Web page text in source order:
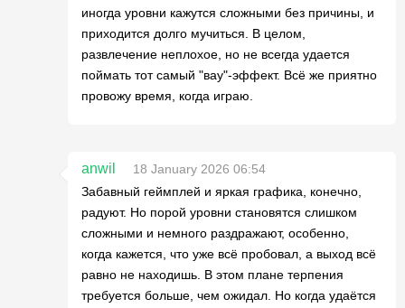
иногда уровни кажутся сложными без причины, и
приходится долго мучиться. В целом,
развлечение неплохое, но не всегда удается
поймать тот самый "вау"-эффект. Всё же приятно
провожу время, когда играю.
anwil
18 January 2026 06:54
Забавный геймплей и яркая графика, конечно,
радуют. Но порой уровни становятся слишком
сложными и немного раздражают, особенно,
когда кажется, что уже всё пробовал, а выход всё
равно не находишь. В этом плане терпения
требуется больше, чем ожидал. Но когда удаётся